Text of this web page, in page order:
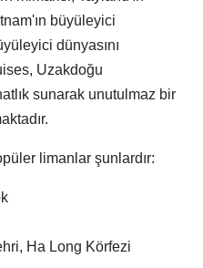
büyüleyici
dünyasını
Uzakdoğu
sunarak unutulmaz bir
limanlar şunlardır:
Ha Long Körfezi